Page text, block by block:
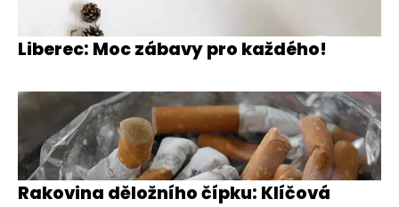
Liberec: Moc zábavy pro každého!
Rakovina děložního čípku: Klíčová